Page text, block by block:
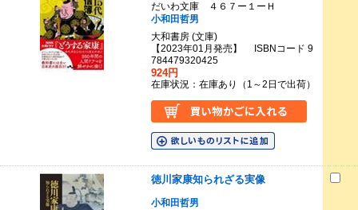
だいわ文庫 ４６７ー１ーＨ
小和田哲男
大和書房 (文庫)
【2023年01月発売】 ISBNコード 9
784479320425
924円
在庫状況：在庫あり（1～2日で出荷）
徳川家康知られざる実像
小和田哲男